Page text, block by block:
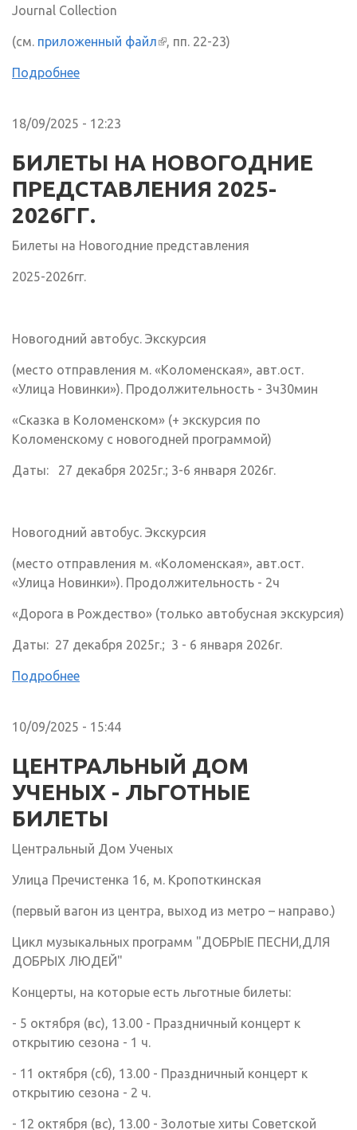
Journal Collection
(см. приложенный файл(внешняя ссылка)
, пп. 22-23)
Подробнее
18/09/2025 - 12:23
БИЛЕТЫ НА НОВОГОДНИЕ
ПРЕДСТАВЛЕНИЯ 2025-
2026ГГ.
Билеты на Новогодние представления
2025-2026гг.
Новогодний автобус. Экскурсия
(место отправления м. «Коломенская», авт.ост.
«Улица Новинки»). Продолжительность - 3ч30мин
«Сказка в Коломенском» (+ экскурсия по
Коломенскому с новогодней программой)
Даты: 27 декабря 2025г.; 3-6 января 2026г.
Новогодний автобус. Экскурсия
(место отправления м. «Коломенская», авт.ост.
«Улица Новинки»). Продолжительность - 2ч
«Дорога в Рождество» (только автобусная экскурсия)
Даты: 27 декабря 2025г.; 3 - 6 января 2026г.
Подробнее
10/09/2025 - 15:44
ЦЕНТРАЛЬНЫЙ ДОМ
УЧЕНЫХ - ЛЬГОТНЫЕ
БИЛЕТЫ
Центральный Дом Ученых
Улица Пречистенка 16, м. Кропоткинская
(первый вагон из центра, выход из метро – направо.)
Цикл музыкальных программ "ДОБРЫЕ ПЕСНИ,ДЛЯ
ДОБРЫХ ЛЮДЕЙ"
Концерты, на которые есть льготные билеты:
- 5 октября (вс), 13.00 - Праздничный концерт к
открытию сезона - 1 ч.
- 11 октября (сб), 13.00 - Праздничный концерт к
открытию сезона - 2 ч.
- 12 октября (вс), 13.00 - Золотые хиты Советской